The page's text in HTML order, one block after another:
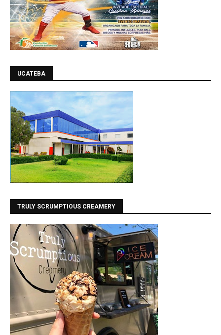
UCATEBA
TRULY SCRUMPTIOUS CREAMERY